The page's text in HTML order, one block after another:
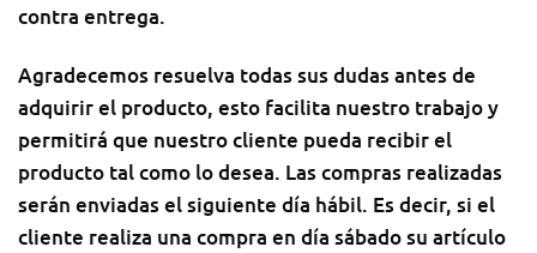
contra entrega.
Agradecemos resuelva todas sus dudas antes de
adquirir el producto, esto facilita nuestro trabajo y
permitirá que nuestro cliente pueda recibir el
producto tal como lo desea. Las compras realizadas
serán enviadas el siguiente día hábil. Es decir, si el
cliente realiza una compra en día sábado su artículo